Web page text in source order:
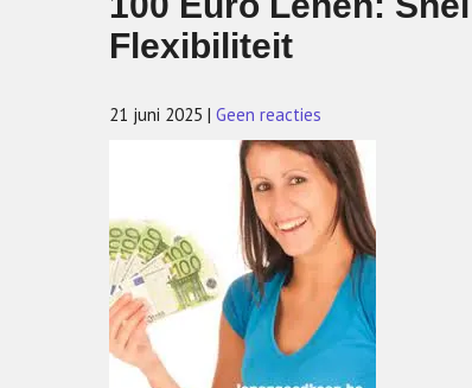
Flexibiliteit
21 juni 2025 | Geen reacties